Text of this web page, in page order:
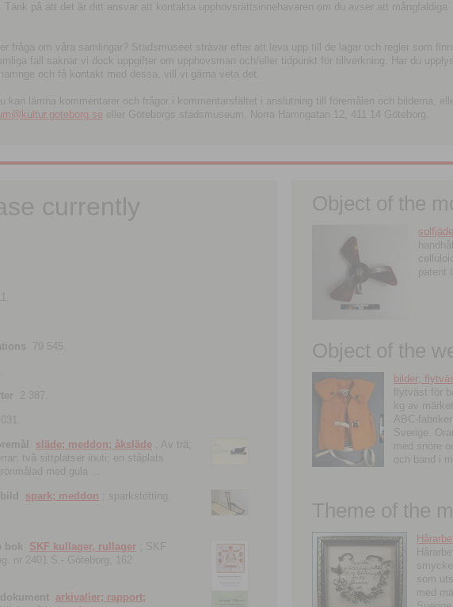
Tänk på att det är ditt ansvar att kontakta upphovsrättsinnehavaren om du avser att mångfaldiga
fråga om våra samlingar? Stadsmuseet strävar efter att leva upp till de lagar och regler som
fall saknar vi dock uppgifter om upphovsman och/eller tidpunkt för tillverkning. Har du
och få kontakt med dessa, vill vi gärna veta det.
kan lämna kommentarer och frågor i kommentarsfältet i anslutning till föremålen och bilderna,
eller Göteborgs stadsmuseum, Norra Hamngatan 12, 411 14 Göteborg.
currently
79 545.
2 387.
släde; meddon; åksläde ; Av trä;
två sittplatser inuti; en ståplats
med gula ...
spark; meddon ; sparkstötting,
bok SKF kullager, rullager ; SKF
nr 2401 S.- Göteborg, 162
arkivalier; rapport;
Object of the
patent
Object of the
bilder;
flytväst för
kg av
ABC-
Sverige.
med snöre
och band i
Theme of the
som
med